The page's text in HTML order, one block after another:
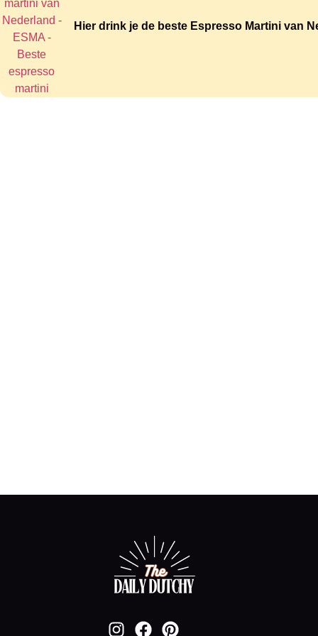
Hier drink je de beste Espresso Martini van